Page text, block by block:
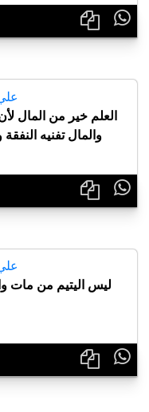

العلم خير من المال
والمال تفنيه

ليس اليتيم من مات
